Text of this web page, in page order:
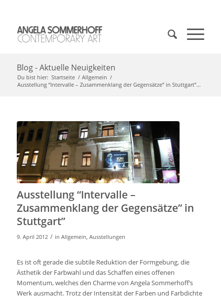
Blog - Aktuelle Neuigkeiten
Du bist hier: Startseite / Allgemein /
Ausstellung “Intervalle – Zusammenklang der Gegensätze” in Stuttgart”...
Ausstellung “Intervalle –
Zusammenklang der Gegensätze” in
Stuttgart”
9. April 2012 / in Allgemein Ausstellungen
Es ist oft gerade die subtile Reduktion der Formgebung, die
Ästhetik der Farbwahl und das Schaffen eines offenen
Momentum, welches den Charme von Angela Sommerhoff’s
Werk ausmacht. Trotz der Intensität der Farben und Farbdichte